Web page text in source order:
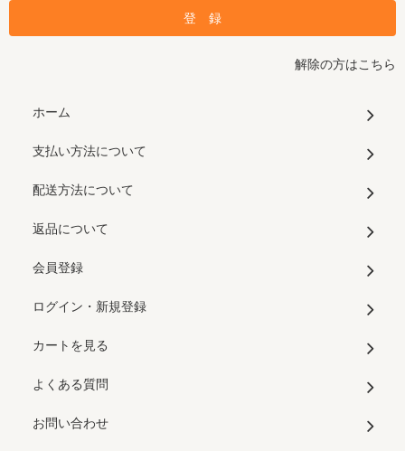
解除の方はこちら
ホーム
支払い方法について
配送方法について
返品について
会員登録
ログイン・新規登録
カートを見る
よくある質問
お問い合わせ